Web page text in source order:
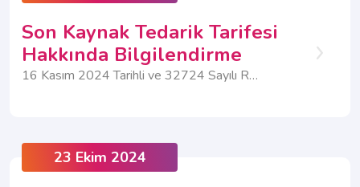
Son Kaynak Tedarik Tarifesi
Hakkında Bilgilendirme
16 Kasım 2024 Tarihli ve 32724 Sayılı Resmî Gazete’de yayımlanmış olan Enerji Piyasası Düzenleme Kurumu’nun (“EPDK”) 07/11/2024 tarih ve 12989 sayılı Kurul kararı doğrultusunda, Son Kaynak Tedarik Tarifesi (SKTT) güncellenmiştir. Bu değişiklik, belirli tüketim seviyelerine ulaşan kullanıcıları kapsamaktadır ve 01.02.2025 tarihi itibarıyla yürürlüğe girecektir.
23 Ekim 2024